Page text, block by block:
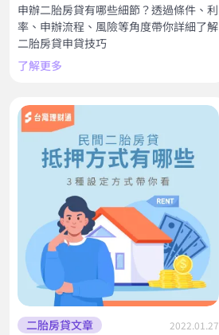
申辦二胎房貸有哪些細節？透過條件、利
率、申辦流程、風險等角度帶你詳細了解
二胎房貸申貸技巧
了解更多
二胎房貸文章 2022.01.27